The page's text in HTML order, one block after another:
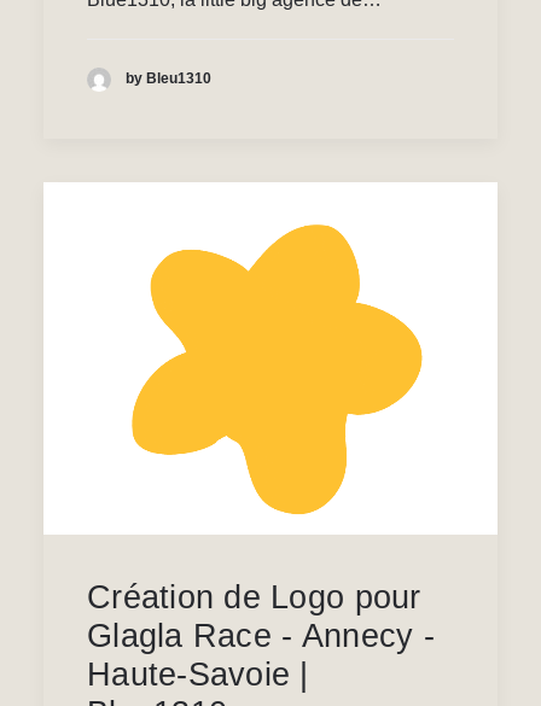
by Bleu1310
Création de Logo pour
Glagla Race - Annecy -
Haute-Savoie |